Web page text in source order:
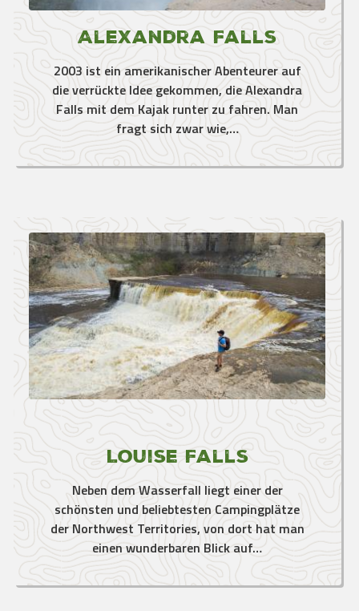
Alexandra Falls
2003 ist ein amerikanischer Abenteurer auf
die verrückte Idee gekommen, die Alexandra
Falls mit dem Kajak runter zu fahren. Man
fragt sich zwar wie,…
Louise Falls
Neben dem Wasserfall liegt einer der
schönsten und beliebtesten Campingplätze
der Northwest Territories, von dort hat man
einen wunderbaren Blick auf…